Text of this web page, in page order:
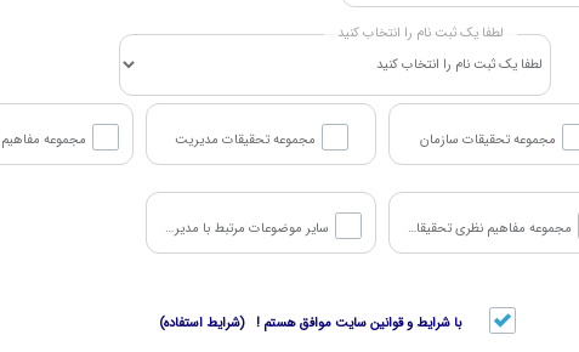
لطفا یک ثبت نام را انتخاب کنید
مجموعه تحقیقات سازمان مجموعه تحقیقات مدیریت مجموعه مفاهیم اجرایی
مجموعه مفاهیم نظری تحقیقات سازمان و مدیریت سایر موضوعات مرتبط با مدیریت و سازمان
با شرایط و قوانین سایت موافق هستم ! (شرایط استفاده)